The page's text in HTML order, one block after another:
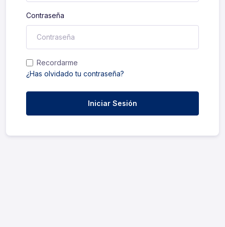
Contraseña
Recordarme
¿Has olvidado tu contraseña?
Iniciar Sesión